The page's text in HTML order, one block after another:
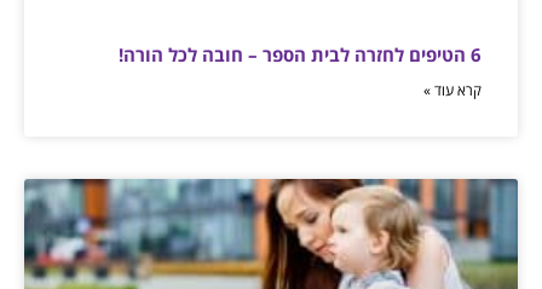
6 הטיפים לחזרה לבית הספר – חובה לכל הורה!
קרא עוד »